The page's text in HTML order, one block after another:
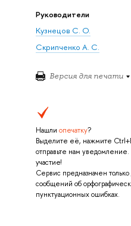
Руководители
Кузнецов С. О.
Скрипченко А. С.
Версия для печати
Нашли опечатку?
Выделите её, нажмите
отправьте нам уведомление.
участие!
Сервис предназначен только
сообщений об
пунктуационных ошибках.